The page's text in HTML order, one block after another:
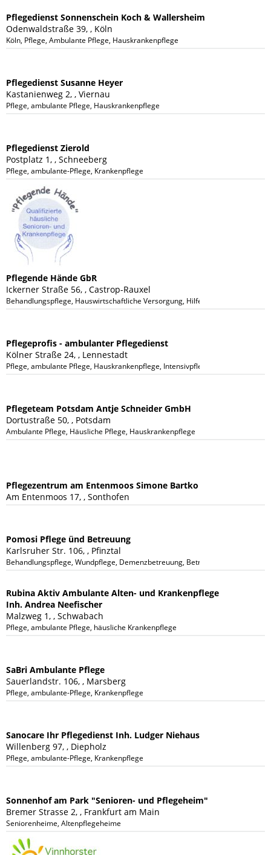
Pflegedienst Sonnenschein Koch & Wallersheim
Odenwaldstraße 39, , Köln
Köln, Pflege, Ambulante Pflege, Hauskrankenpflege
Pflegedienst Susanne Heyer
Kastanienweg 2, , Viernau
Pflege, ambulante Pflege, Hauskrankenpflege
Pflegedienst Zierold
Postplatz 1, , Schneeberg
Pflege, ambulante-Pflege, Krankenpflege
Pflegende Hände GbR
Ickerner Straße 56, , Castrop-Rauxel
Behandlungspflege, Hauswirtschaftliche Versorgung, Hilfe bei allen
Pflegeprofis - ambulanter Pflegedienst
Kölner Straße 24, , Lennestadt
Pflege, ambulante Pflege, Hauskrankenpflege, Intensivpflege, Tagespflege
Pflegeteam Potsdam Antje Schneider GmbH
Dortustraße 50, , Potsdam
Ambulante Pflege, Häusliche Pflege, Hauskrankenpflege
Pflegezentrum am Entenmoos Simone Bartko
Am Entenmoos 17, , Sonthofen
Pomosi Pflege ünd Betreuung
Karlsruher Str. 106, , Pfinztal
Behandlungspflege, Wundpflege, Demenzbetreuung, Betreuung in der
Rubina Aktiv Ambulante Alten- und Krankenpflege
Inh. Andrea Neefischer
Malzweg 1, , Schwabach
Pflege, ambulante Pflege, häusliche Krankenpflege
SaBri Ambulante Pflege
Sauerlandstr. 106, , Marsberg
Pflege, ambulante-Pflege, Krankenpflege
Sanocare Ihr Pflegedienst Inh. Ludger Niehaus
Willenberg 97, , Diepholz
Pflege, ambulante-Pflege, Krankenpflege
Sonnenhof am Park "Senioren- und Pflegeheim"
Bremer Strasse 2, , Frankfurt am Main
Seniorenheime, Altenpflegeheime